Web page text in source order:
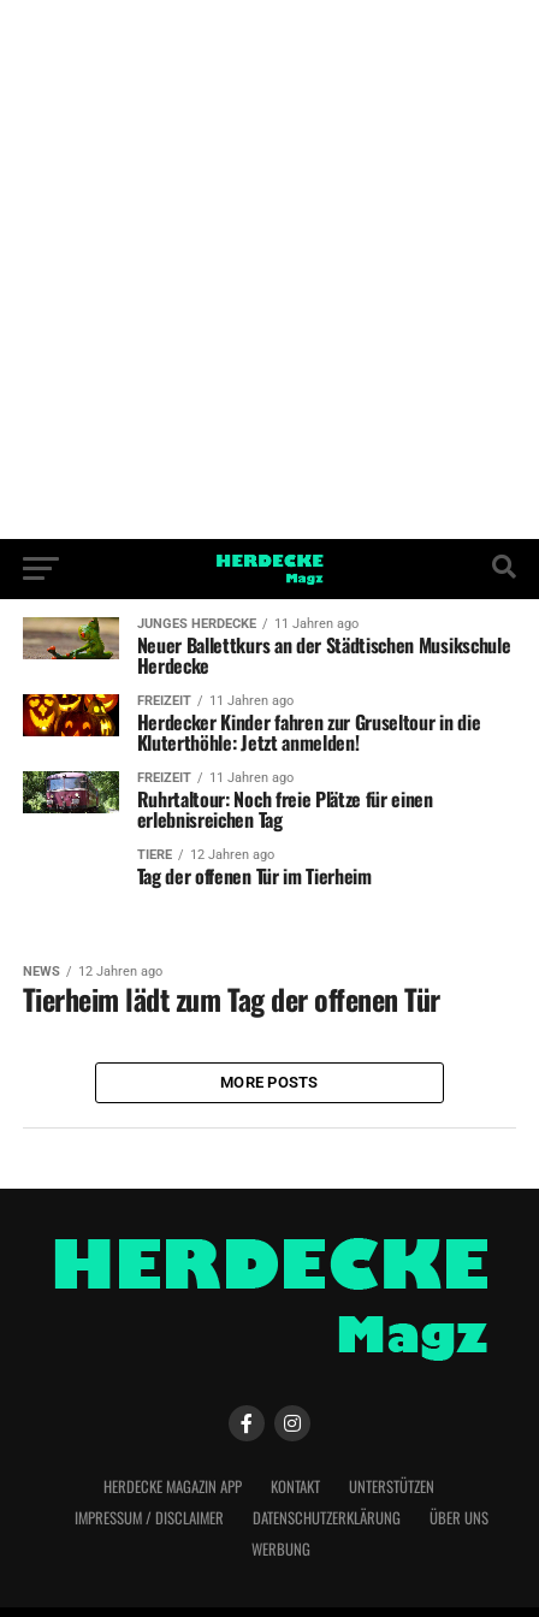
JUNGES HERDECKE 11 Jahren ago
Neuer Ballettkurs an der Städtischen Musikschule
Herdecke
FREIZEIT 11 Jahren ago
Herdecker Kinder fahren zur Gruseltour in die
Kluterthöhle: Jetzt anmelden!
FREIZEIT 11 Jahren ago
Ruhrtaltour: Noch freie Plätze für einen
erlebnisreichen Tag
TIERE 12 Jahren ago
Tag der offenen Tür im Tierheim
NEWS 12 Jahren ago
Tierheim lädt zum Tag der offenen Tür
MORE POSTS
HERDECKE MAGAZIN APP KONTAKT
UNTERSTÜTZEN
IMPRESSUM / DISCLAIMER
DATENSCHUTZERKLÄRUNG
ÜBER UNS
WERBUNG